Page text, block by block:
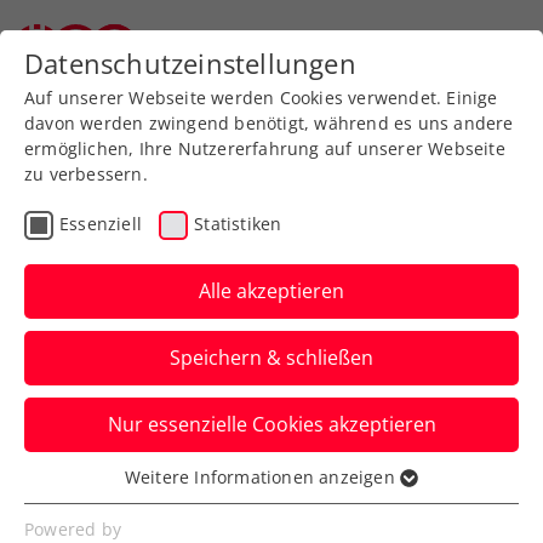
Zurück zur Newsübersicht
Wochenvorschau
Kalenderwoche 32/2022:
Wer? Wann? Wo?
Philipp Oswald und Neil Oberleitner
holten in Liberec den ersten
gemeinsamen Doppeltitel.
Verfasst von: Stefan Pletzer, 07.08.2022
Datenschutzeinstellungen
Auf unserer Webseite werden Cookies verwendet. Einige
davon werden zwingend benötigt, während es uns andere
ermöglichen, Ihre Nutzererfahrung auf unserer Webseite
zu verbessern.
Essenziell Statistiken
Alle akzeptieren
Speichern & schließen
Nur essenzielle Cookies akzeptieren
Essenziell
Essenzielle Cookies werden für grundlegende
Weitere Informationen anzeigen
Powered by